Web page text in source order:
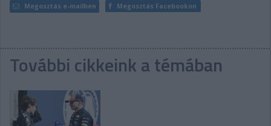
Megosztás e-mailben Megosztás Facebookon
További cikkeink a témában